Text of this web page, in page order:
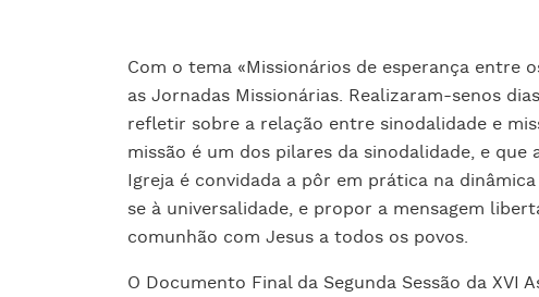
Com o tema «Missionários de esperança entre
as Jornadas Missionárias. Realizaram-senos
refletir sobre a relação entre sinodalidade e
missão é um dos pilares da sinodalidade, e
Igreja é convidada a pôr em prática na
se à universalidade, e propor a mensagem
comunhão com Jesus a todos os povos.
O Documento Final da Segunda Sessão da XVI